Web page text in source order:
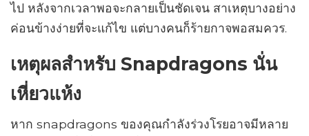
ไป หลังจากเวลาพอจะกลายเป็นชัดเจน สาเหตุบางอย่าง
ค่อนข้างง่ายที่จะแก้ไข แต่บางคนก็ร้ายกาจพอสมควร.
เหตุผลสำหรับ Snapdragons นั่น
เหี่ยวแห้ง
หาก snapdragons ของคุณกำลังร่วงโรยอาจมีหลาย